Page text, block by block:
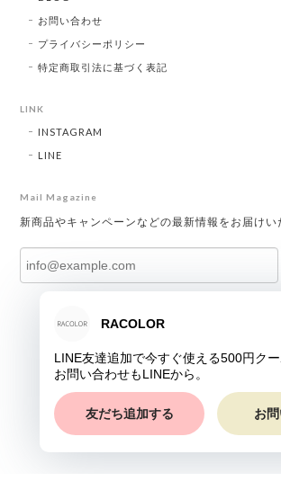
お問い合わせ
プライバシーポリシー
特定商取引法に基づく表記
LINK
INSTAGRAM
LINE
Mail Magazine
新商品やキャンペーンなどの最新情報をお届けい